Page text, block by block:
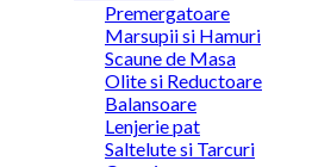
Premergatoare
Marsupii si Hamuri
Scaune de Masa
Olite si Reductoare
Balansoare
Lenjerie pat
Saltelute si Tarcuri